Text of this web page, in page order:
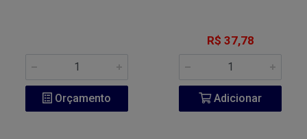
Orçamento
R$ 37,78
Adicionar